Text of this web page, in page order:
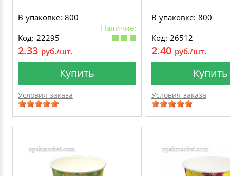
В упаковке: 800
Наличие:
Код: 22295
2.33 руб./шт.
Купить
Условия заказа
В упаковке: 800
Код: 26512
2.40 руб./шт.
Купить
Условия заказа